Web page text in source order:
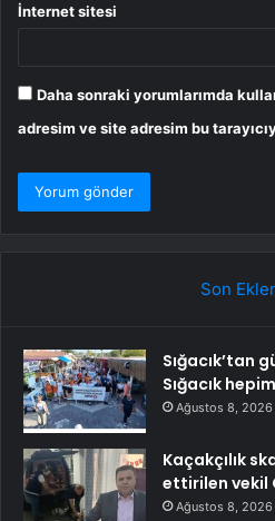
İnternet sitesi
Daha sonraki yorumlarımda
adresim ve site adresim bu
Son
Sığacık’tan
Sığacık
Ağustos 8, 2026
Kaçakçılık
ettirilen vekil
Ağustos 8, 2026